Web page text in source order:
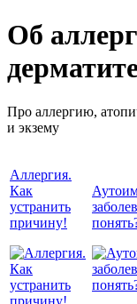
Об
Про аллергию,
и экзему
Аллергия.
Как
устранить
причину!